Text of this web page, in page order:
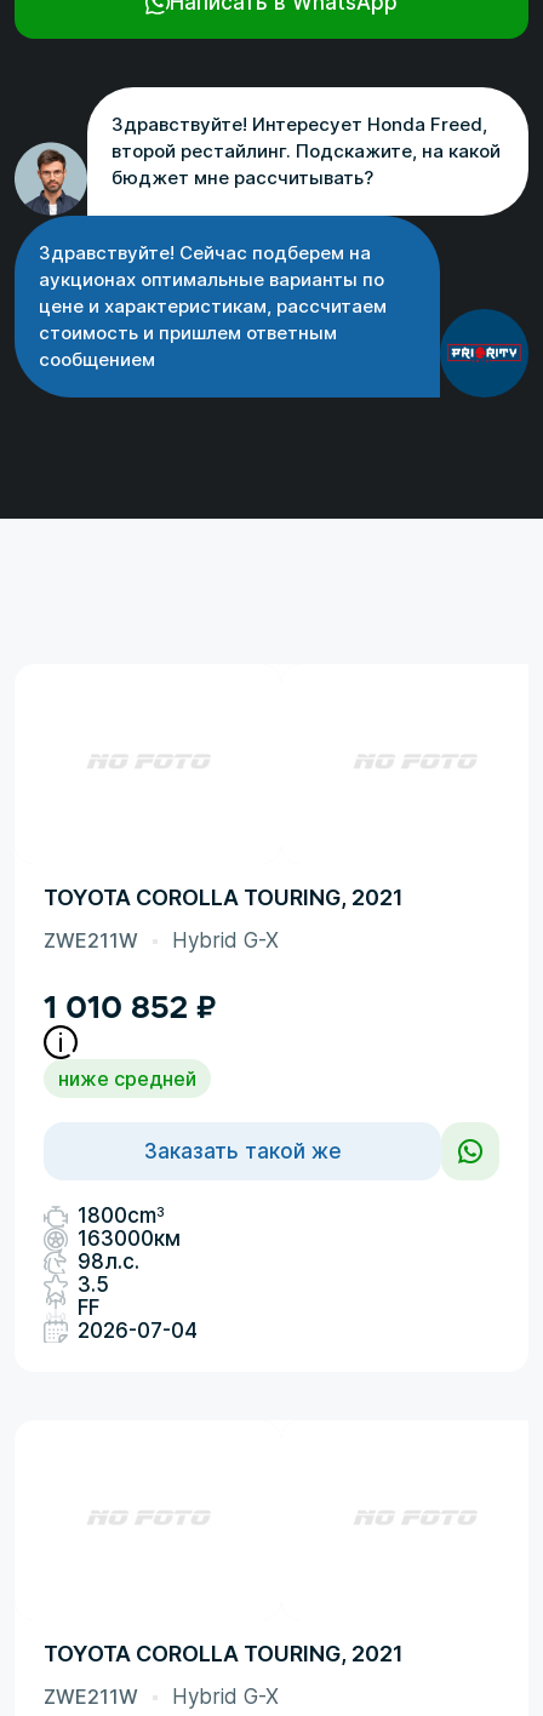
Здравствуйте! Интересует Honda Freed,
второй рестайлинг. Подскажите, на какой
бюджет мне рассчитывать?
Здравствуйте! Сейчас подберем на
аукционах оптимальные варианты по
цене и характеристикам, рассчитаем
стоимость и пришлем ответным
сообщением
TOYOTA COROLLA TOURING, 2021
ZWE211W Hybrid G-X
1 010 852 ₽
ниже средней
Заказать такой же
1800cm3
163000км
98л.с.
3.5
FF
2026-07-04
TOYOTA COROLLA TOURING, 2021
ZWE211W Hybrid G-X